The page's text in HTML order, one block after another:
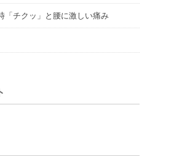
「チクッ」と腰に激しい痛み